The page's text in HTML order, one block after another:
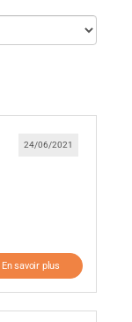
24/06/2021
En savoir plus